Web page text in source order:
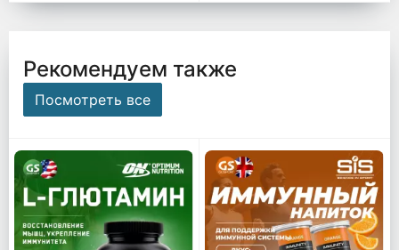
Рекомендуем также
Посмотреть все